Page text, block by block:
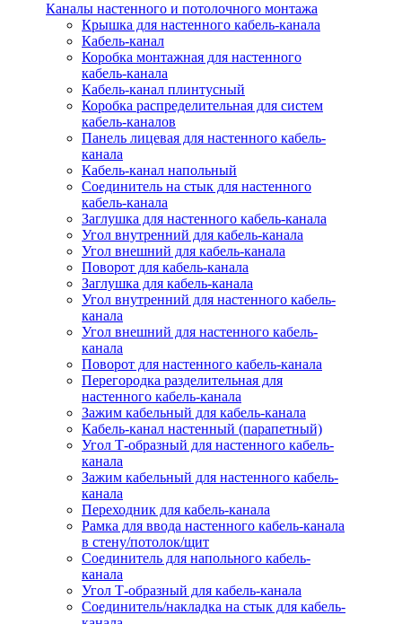
Каналы настенного и потолочного монтажа
Крышка для настенного кабель-канала
Кабель-канал
Коробка монтажная для настенного
кабель-канала
Кабель-канал плинтусный
Коробка распределительная для систем
кабель-каналов
Панель лицевая для настенного кабель-
канала
Кабель-канал напольный
Соединитель на стык для настенного
кабель-канала
Заглушка для настенного кабель-канала
Угол внутренний для кабель-канала
Угол внешний для кабель-канала
Поворот для кабель-канала
Заглушка для кабель-канала
Угол внутренний для настенного кабель-
канала
Угол внешний для настенного кабель-
канала
Поворот для настенного кабель-канала
Перегородка разделительная для
настенного кабель-канала
Зажим кабельный для кабель-канала
Кабель-канал настенный (парапетный)
Угол Т-образный для настенного кабель-
канала
Зажим кабельный для настенного кабель-
канала
Переходник для кабель-канала
Рамка для ввода настенного кабель-канала
в стену/потолок/щит
Соединитель для напольного кабель-
канала
Угол Т-образный для кабель-канала
Соединитель/накладка на стык для кабель-